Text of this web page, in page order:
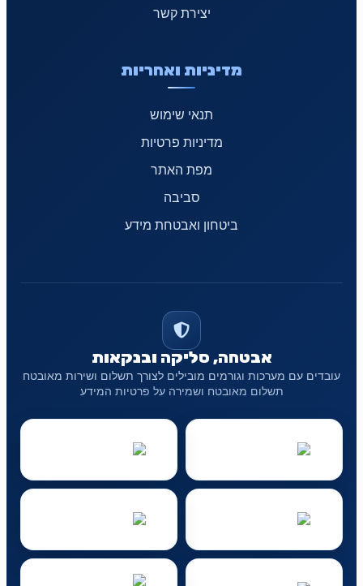
יצירת קשר
מדיניות ואחריות
תנאי שימוש
מדיניות פרטיות
מפת האתר
סביבה
ביטחון ואבטחת מידע
אבטחה, סליקה ובנקאות
עובדים עם מערכות וגורמים מובילים לצורך תשלום ושירות מאובטח
תשלום מאובטח ושמירה על פרטיות המידע